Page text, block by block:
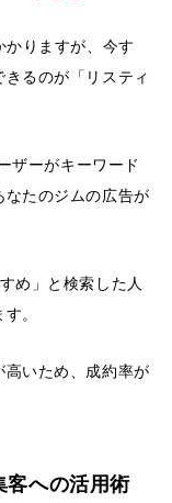
りますが、今す
るのが「リスティ
ザーがキーワード
たのジムの広告が
め」と検索した人
。
いため、成約率が
客への活用術